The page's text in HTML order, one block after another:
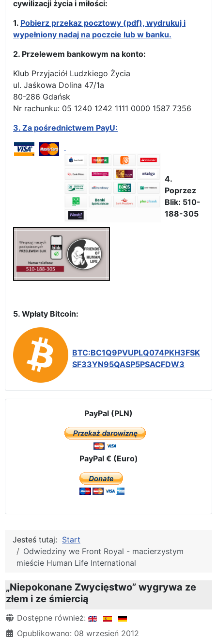
cywilizacji życia i miłości:
1. Pobierz przekaz pocztowy (pdf), wydrukuj i
wypełniony nadaj na poczcie lub w banku.
2. Przelewem bankowym na konto:
Klub Przyjaciół Ludzkiego Życia
ul. Jaśkowa Dolina 47/1a
80-286 Gdańsk
Nr rachunku: 05 1240 1242 1111 0000 1587 7356
3. Za pośrednictwem PayU:
4.
Poprzez
Blik: 510-
188-305
5. Wpłaty Bitcoin:
BTC:BC1Q9PVUPLQ074PKH3FSK
SF33YN95QASP5PSACFDW3
PayPal (PLN)
PayPal € (Euro)
Jesteś tutaj: Start
Odwiedziny we Front Royal - macierzystym
mieście Human Life International
„Niepokonane Zwycięstwo” wygrywa ze
złem i ze śmiercią
Szczegóły
Dostępne również:
Opublikowano: 08 wrzesień 2012